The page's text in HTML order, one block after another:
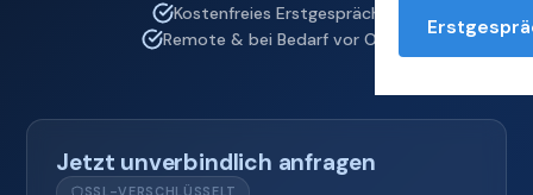
Kostenfreies Erstgespräch
Remote & bei Bedarf vor Ort
Jetzt unverbindlich anfragen